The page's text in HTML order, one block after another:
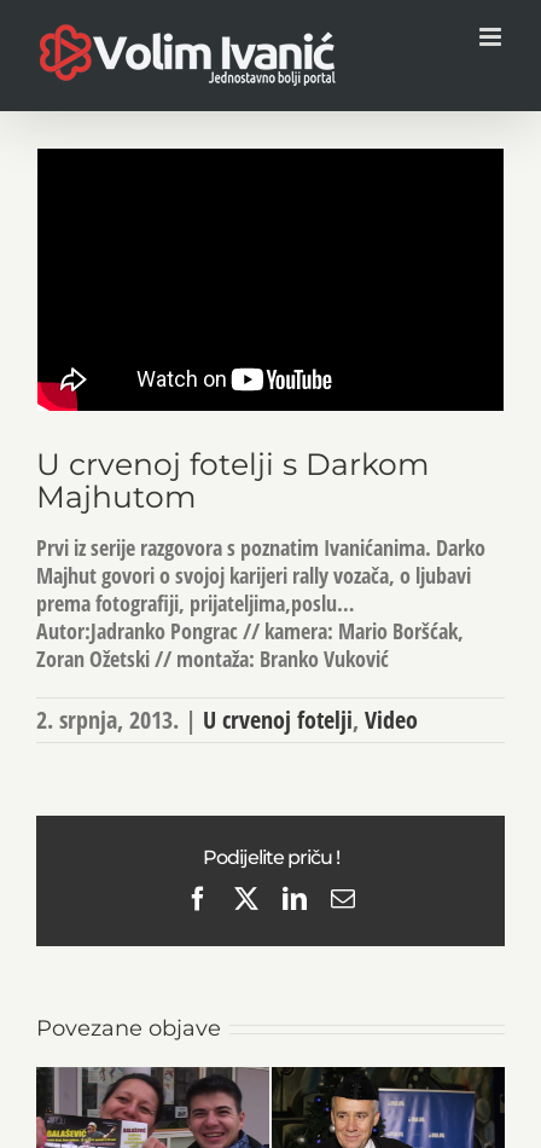
content
U crvenoj fotelji s Darkom
Majhutom
Prvi iz serije razgovora s poznatim Ivanićanima. Darko
Majhut govori o svojoj karijeri rally vozača, o ljubavi
prema fotografiji, prijateljima,poslu…
Autor:Jadranko Pongrac // kamera: Mario Boršćak,
Zoran Ožetski // montaža: Branko Vuković
2. srpnja, 2013. | U crvenoj fotelji, Video
Podijelite priču !
FacebookLinkedIn
Email
Povezane objave